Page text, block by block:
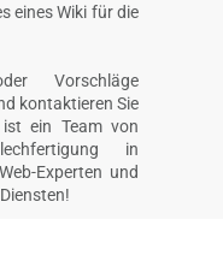
eines Wiki für die
Vorschläge
kontaktieren Sie
ein Team von
in
Experten und